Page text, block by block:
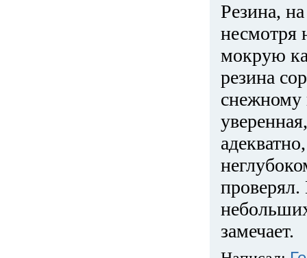
Резина,
несмотря
мокрую
резина
снежному
замечает.